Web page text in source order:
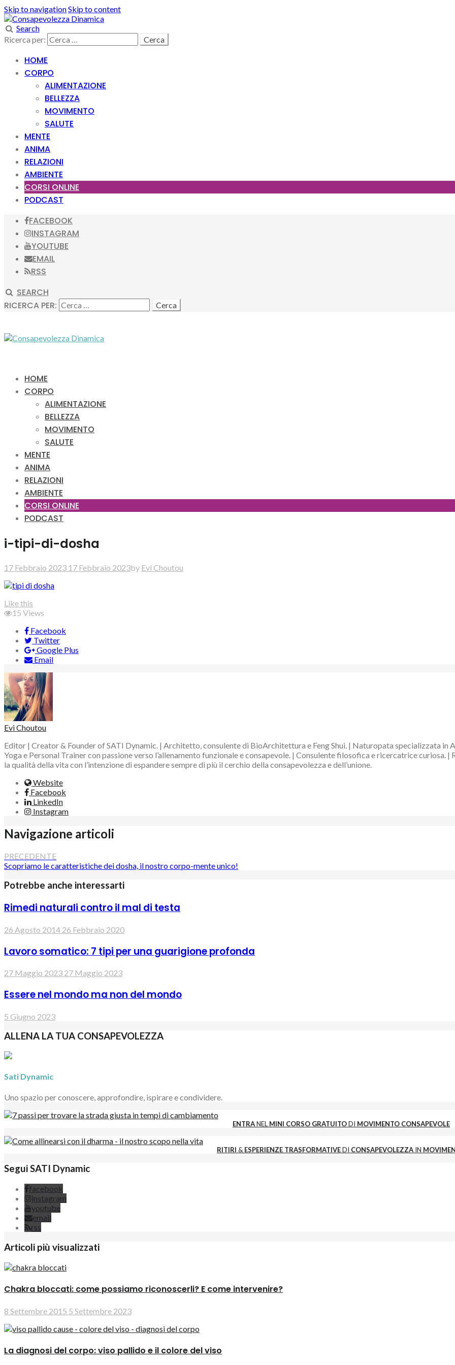
Skip to navigationSkip to content
Search
Ricerca per:
HOME
CORPO
ALIMENTAZIONE
BELLEZZA
MOVIMENTO
SALUTE
MENTE
ANIMA
RELAZIONI
AMBIENTE
CORSI ONLINE
PODCAST
FACEBOOK
INSTAGRAM
YOUTUBE
EMAIL
RSS
SEARCH
RICERCA PER:
HOME
CORPO
ALIMENTAZIONE
BELLEZZA
MOVIMENTO
SALUTE
MENTE
ANIMA
RELAZIONI
AMBIENTE
CORSI ONLINE
PODCAST
i-tipi-di-dosha
17 Febbraio 2023 17 Febbraio 2023by Evi Choutou
Like this
15 Views
Facebook
Twitter
Google Plus
Email
Evi Choutou
Editor | Creator & Founder of SATI Dynamic. | Architetto, consulente di BioArchitettura e Feng Shui. | Naturopata specializzata in
Yoga e Personal Trainer con passione verso l’allenamento funzionale e consapevole. | Consulente filosofica e ricercatrice curiosa.
la qualità della vita con l’intenzione di espandere sempre di più il cerchio della consapevolezza e dell’unione.
Website
Facebook
LinkedIn
Instagram
Navigazione articoli
PRECEDENTE
Scopriamo le caratteristiche dei dosha, il nostro corpo-mente unico!
Potrebbe anche interessarti
Rimedi naturali contro il mal di testa
26 Agosto 2014 26 Febbraio 2020
Lavoro somatico: 7 tipi per una guarigione profonda
27 Maggio 2023 27 Maggio 2023
Essere nel mondo ma non del mondo
5 Giugno 2023
ALLENA LA TUA CONSAPEVOLEZZA
Sati Dynamic
Uno spazio per conoscere, approfondire, ispirare e condividere.
ENTRANEL MINI CORSO GRATUITODI MOVIMENTO CONSAPEVOLE
RITIRI & ESPERIENZE TRASFORMATIVEDI CONSAPEVOLEZZA IN
Segui SATI Dynamic
facebook
instagram
youtube
email
rss
Articoli più visualizzati
Chakra bloccati: come possiamo riconoscerli? E come intervenire?
8 Settembre 2015 5 Settembre 2023
La diagnosi del corpo: viso pallido e il colore del viso